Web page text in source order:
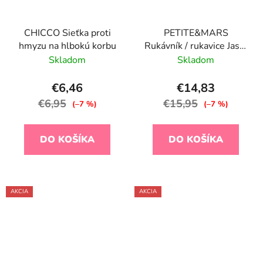
CHICCO Sieťka proti
hmyzu na hlbokú korbu
Skladom
€6,46
€6,95 (–7 %)
DO KOŠÍKA
PETITE&MARS
Rukávník / rukavice Jasie
Dark Wallnut
Skladom
€14,83
€15,95 (–7 %)
DO KOŠÍKA
AKCIA AKCIA